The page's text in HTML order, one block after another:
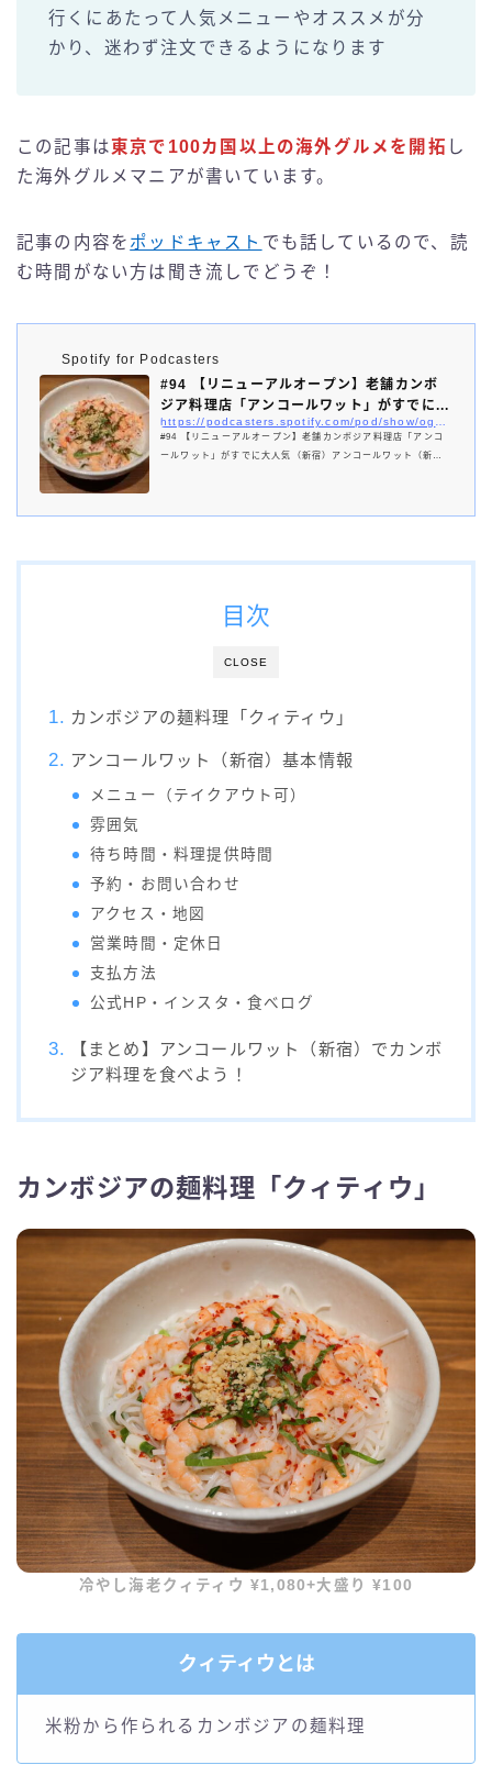
行くにあたって人気メニューやオススメが分
かり、迷わず注文できるようになります
この記事は東京で100カ国以上の海外グルメを開拓 し
た海外グルメマニアが書いています。
記事の内容を ポッドキャスト でも話しているので、読
む時間がない方は聞き流しでどうぞ！
Spotify for Podcasters
#94 【リニューアルオープン】老舗カンボ
ジア料理店「アンコールワット」がすでに...
#94 【リニューアルオープン】老舗カンボジア料理店「アンコ
ールワット」がすでに大人気（新宿）アンコールワット（新
CLOSE
目次
カンボジアの麺料理「クィティウ」
アンコールワット（新宿）基本情報
メニュー（テイクアウト可）
雰囲気
待ち時間・料理提供時間
予約・お問い合わせ
アクセス・地図
営業時間・定休日
支払方法
公式HP・インスタ・食べログ
【まとめ】アンコールワット（新宿）でカンボ
ジア料理を食べよう！
カンボジアの麺料理「クィティウ」
冷やし海老クィティウ ¥1,080+大盛り ¥100
クィティウとは
米粉から作られるカンボジアの麺料理